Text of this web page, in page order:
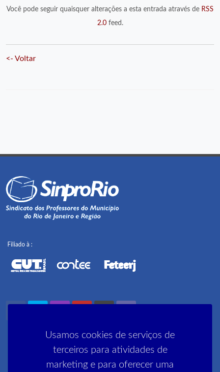
Usamos cookies de serviços de
terceiros para atividades de
marketing e para oferecer uma
Você pode seguir quaisquer alterações a esta entrada através de RSS
2.0feed.
<- Voltar
Filiado à :